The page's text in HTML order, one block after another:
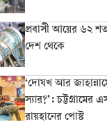
প্রবাসী আয়ের ৬২
দেশ থেকে
‘দোযখ আর
স্যার?’: চট্টগ্রামের
রায়হানের পোস্ট